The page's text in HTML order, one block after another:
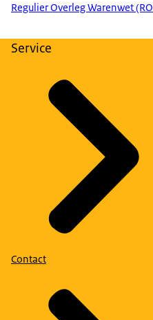
Regulier Overleg Warenwet
Service
Contact